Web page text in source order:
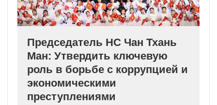
Председатель НС Чан Тхань
Ман: Утвердить ключевую
роль в борьбе с коррупцией и
экономическими
преступлениями